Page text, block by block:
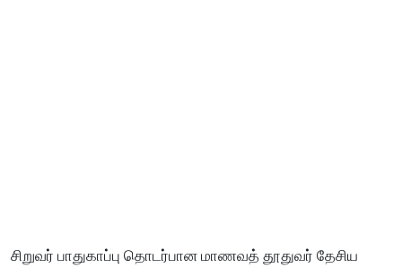
சிறுவர் பாதுகாப்பு தொடர்பான மாணவத் தூதுவர் தேசிய